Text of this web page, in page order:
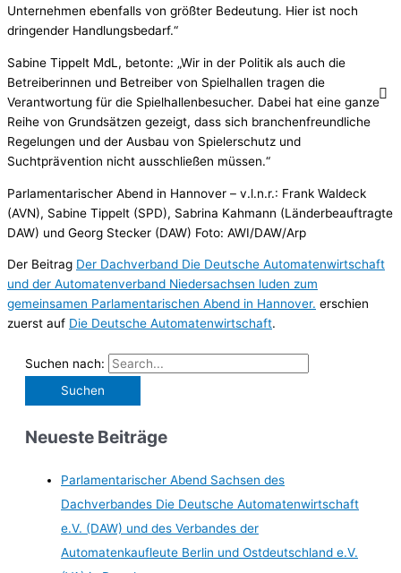
Unternehmen ebenfalls von größter Bedeutung. Hier ist noch
dringender Handlungsbedarf.“
Sabine Tippelt MdL, betonte: „Wir in der Politik als auch die
Betreiberinnen und Betreiber von Spielhallen tragen die
Verantwortung für die Spielhallenbesucher. Dabei hat eine ganze
Reihe von Grundsätzen gezeigt, dass sich branchenfreundliche
Regelungen und der Ausbau von Spielerschutz und
Suchtprävention nicht ausschließen müssen.“
Parlamentarischer Abend in Hannover – v.l.n.r.: Frank Waldeck
(AVN), Sabine Tippelt (SPD), Sabrina Kahmann (Länderbeauftragte
DAW) und Georg Stecker (DAW) Foto: AWI/DAW/Arp
Der Beitrag Der Dachverband Die Deutsche Automatenwirtschaft
und der Automatenverband Niedersachsen luden zum
gemeinsamen Parlamentarischen Abend in Hannover. erschien
zuerst auf Die Deutsche Automatenwirtschaft.
Suchen nach:
Neueste Beiträge
Parlamentarischer Abend Sachsen des
Dachverbandes Die Deutsche Automatenwirtschaft
e.V. (DAW) und des Verbandes der
Automatenkaufleute Berlin und Ostdeutschland e.V.